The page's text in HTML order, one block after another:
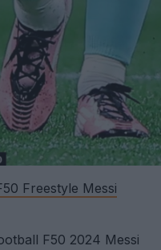
Freestyle Messi
F50 2024 Messi